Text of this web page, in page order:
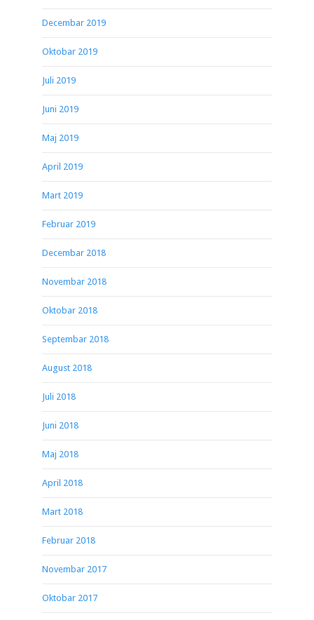
Decembar 2019
Oktobar 2019
Juli 2019
Juni 2019
Maj 2019
April 2019
Mart 2019
Februar 2019
Decembar 2018
Novembar 2018
Oktobar 2018
Septembar 2018
August 2018
Juli 2018
Juni 2018
Maj 2018
April 2018
Mart 2018
Februar 2018
Novembar 2017
Oktobar 2017